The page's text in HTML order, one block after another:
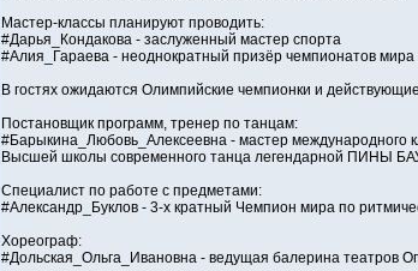
Мастер-классы планируют проводить:
#Дарья_Кондакова - заслуженный мастер спорта
#Алия_Гараева - неоднократный призёр чемпионатов
В гостях ожидаются Олимпийские чемпионки и
Постановщик программ, тренер по танцам:
#Барыкина_Любовь_Алексеевна - мастер международного
Высшей школы современного танца легендарной ПИНЫ
Специалист по работе с предметами:
#Александр_Буклов - 3-х кратный Чемпион мира по
Хореограф:
#Дольская_Ольга_Ивановна - ведущая балерина театров